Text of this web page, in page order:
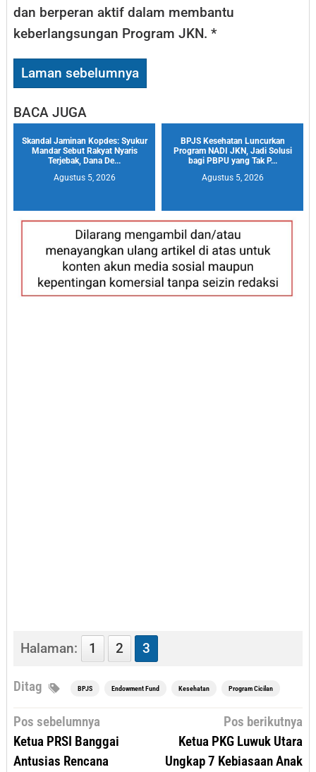
dan berperan aktif dalam membantu
keberlangsungan Program JKN. *
Laman sebelumnya
BACA JUGA
Skandal Jaminan Kopdes: Syukur
Mandar Sebut Rakyat Nyaris
Terjebak, Dana De...
Agustus 5, 2026
BPJS Kesehatan Luncurkan
Program NADI JKN, Jadi Solusi
bagi PBPU yang Tak P...
Agustus 5, 2026
Halaman: 1 2 3
Ditag BPJS Endowment Fund Kesehatan Program Cicilan
Navigasi
Pos sebelumnya
Ketua PRSI Banggai
Antusias Rencana
Pos berikutnya
Ketua PKG Luwuk Utara
Ungkap 7 Kebiasaan Anak